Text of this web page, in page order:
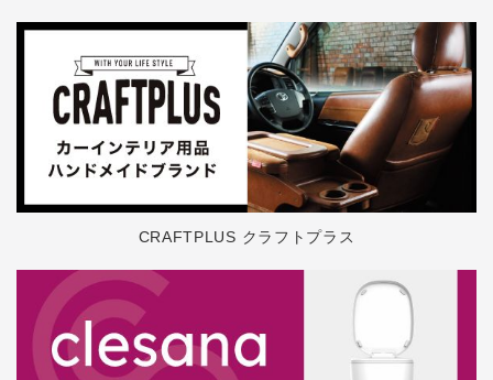
CRAFTPLUS クラフトプラス